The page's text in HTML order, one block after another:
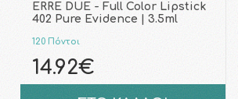
ERRE DUE - Full Color Lipstick
402 Pure Evidence | 3.5ml
120 Πόντοι
14.92€